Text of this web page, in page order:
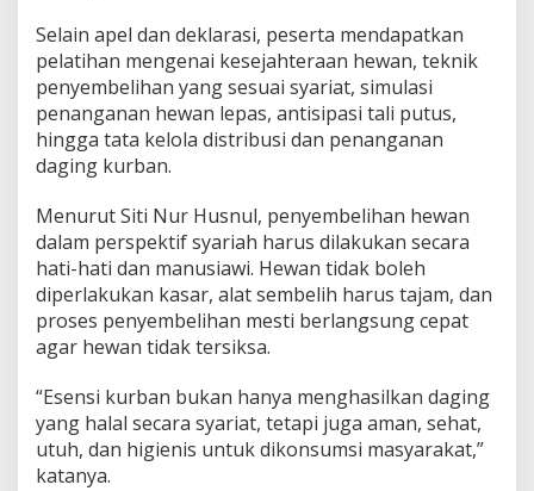
Selain apel dan deklarasi, peserta mendapatkan
pelatihan mengenai kesejahteraan hewan, teknik
penyembelihan yang sesuai syariat, simulasi
penanganan hewan lepas, antisipasi tali putus,
hingga tata kelola distribusi dan penanganan
daging kurban.
Menurut Siti Nur Husnul, penyembelihan hewan
dalam perspektif syariah harus dilakukan secara
hati-hati dan manusiawi. Hewan tidak boleh
diperlakukan kasar, alat sembelih harus tajam, dan
proses penyembelihan mesti berlangsung cepat
agar hewan tidak tersiksa.
“Esensi kurban bukan hanya menghasilkan daging
yang halal secara syariat, tetapi juga aman, sehat,
utuh, dan higienis untuk dikonsumsi masyarakat,”
katanya.